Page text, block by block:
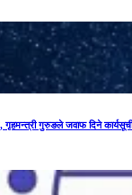
गृहमन्त्री गुरुङले जवाफ दिने कार्यसूची